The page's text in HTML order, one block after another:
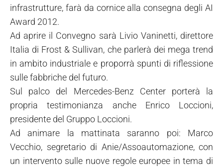
infrastrutture, farà da cornice alla consegna degli AI
Award 2012.
Ad aprire il Convegno sarà Livio Vaninetti, direttore
Italia di Frost & Sullivan, che parlerà dei mega trend
in ambito industriale e proporrà spunti di riflessione
sulle fabbriche del futuro.
Sul palco del Mercedes-Benz Center porterà la
propria testimonianza anche Enrico Loccioni,
presidente del Gruppo Loccioni.
Ad animare la mattinata saranno poi: Marco
Vecchio, segretario di Anie/Assoautomazione, con
un intervento sulle nuove regole europee in tema di